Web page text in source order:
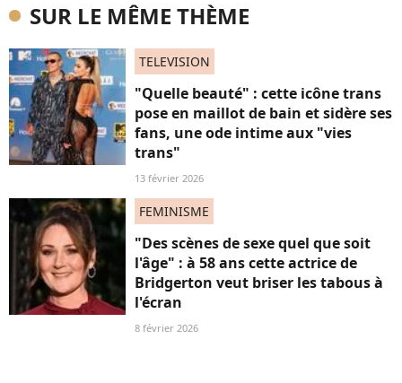
SUR LE MÊME THÈME
TELEVISION
"Quelle beauté" : cette icône trans
pose en maillot de bain et sidère ses
fans, une ode intime aux "vies
trans"
13 février 2026
FEMINISME
"Des scènes de sexe quel que soit
l'âge" : à 58 ans cette actrice de
Bridgerton veut briser les tabous à
l'écran
8 février 2026